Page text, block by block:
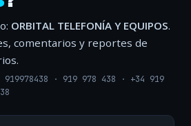
ORBITAL TELEFONÍA Y EQUIPOS.
comentarios y reportes de
919978438 · 919 978 438 · +34 919